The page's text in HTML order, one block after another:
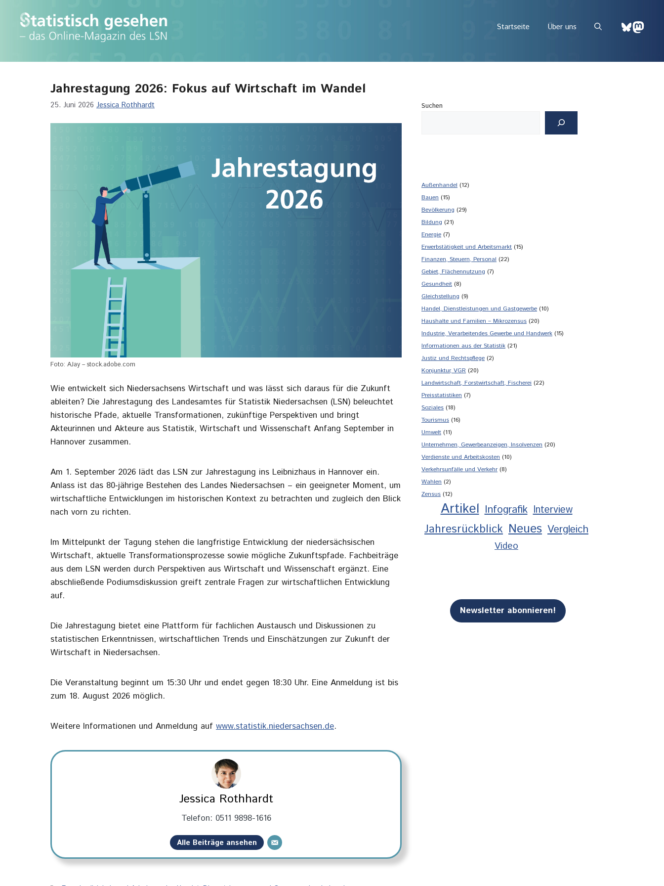
springen
Startseite Über uns Bluesky
Jahrestagung 2026: Fokus auf Wirtschaft im Wandel
25. Juni 2026 Jessica Rothhardt
Foto: AJay – stock.adobe.com
Wie entwickelt sich Niedersachsens Wirtschaft und was lässt sich daraus für die Zukunft
ableiten? Die Jahrestagung des Landesamtes für Statistik Niedersachsen (LSN) beleuchtet
historische Pfade, aktuelle Transformationen, zukünftige Perspektiven und bringt
Akteurinnen und Akteure aus Statistik, Wirtschaft und Wissenschaft Anfang September in
Hannover zusammen.
Am 1. September 2026 lädt das LSN zur Jahrestagung ins Leibnizhaus in Hannover ein.
Anlass ist das 80‑jährige Bestehen des Landes Niedersachsen – ein geeigneter Moment, um
wirtschaftliche Entwicklungen im historischen Kontext zu betrachten und zugleich den Blick
nach vorn zu richten.
Im Mittelpunkt der Tagung stehen die langfristige Entwicklung der niedersächsischen
Wirtschaft, aktuelle Transformationsprozesse sowie mögliche Zukunftspfade. Fachbeiträge
aus dem LSN werden durch Perspektiven aus Wirtschaft und Wissenschaft ergänzt. Eine
abschließende Podiumsdiskussion greift zentrale Fragen zur wirtschaftlichen Entwicklung
auf.
Die Jahrestagung bietet eine Plattform für fachlichen Austausch und Diskussionen zu
statistischen Erkenntnissen, wirtschaftlichen Trends und Einschätzungen zur Zukunft der
Wirtschaft in Niedersachsen.
Die Veranstaltung beginnt um 15:30 Uhr und endet gegen 18:30 Uhr. Eine Anmeldung ist bis
zum 18. August 2026 möglich.
Weitere Informationen und Anmeldung auf www.statistik.niedersachsen.de.
Jessica Rothhardt
Telefon: 0511 9898-1616
Alle Beiträge ansehen
Suchen
Außenhandel (12)
Bauen (15)
Bevölkerung (29)
Bildung (21)
Energie (7)
Erwerbstätigkeit und Arbeitsmarkt (15)
Finanzen, Steuern, Personal (22)
Gebiet, Flächennutzung (7)
Gesundheit (8)
Gleichstellung (9)
Handel, Dienstleistungen und Gastgewerbe (10)
Haushalte und Familien – Mikrozensus (20)
Industrie, Verarbeitendes Gewerbe und Handwerk (15)
Informationen aus der Statistik (21)
Justiz und Rechtspflege (2)
Konjunktur, VGR (20)
Landwirtschaft, Forstwirtschaft, Fischerei (22)
Preisstatistiken (7)
Soziales (18)
Tourismus (16)
Umwelt (11)
Unternehmen, Gewerbeanzeigen, Insolvenzen (20)
Verdienste und Arbeitskosten (10)
Verkehrsunfälle und Verkehr (8)
Wahlen (2)
Zensus (12)
Artikel Infografik Interview
Jahresrückblick Neues Vergleich
Video
Newsletter abonnieren!